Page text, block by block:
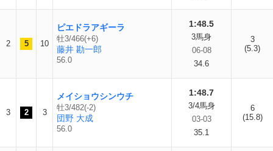
2 5 10
ピエドラアギーラ
牡3/466(+6)
藤井 勘一郎
56.0
1:48.5
3馬身
06-08
34.6
3
(5.3)
3 2 3
メイショウシンウチ
牡3/482(-2)
団野 大成
56.0
1:48.7
3/4馬身
03-03
35.1
6
(15.8)